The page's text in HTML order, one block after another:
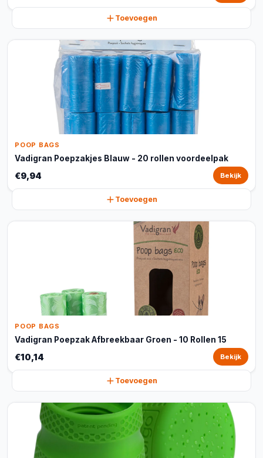
Toevoegen
POOP BAGS
Vadigran Poepzakjes Blauw - 20 rollen voordeelpak
€9,94 Bekijk
Toevoegen
POOP BAGS
Vadigran Poepzak Afbreekbaar Groen - 10 Rollen 15
€10,14 Bekijk
Toevoegen